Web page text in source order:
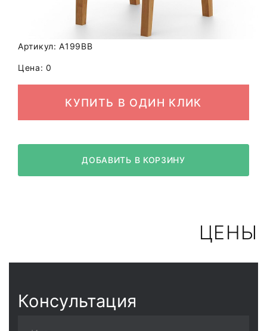
Артикул: A199BB
Цена: 0
КУПИТЬ В ОДИН КЛИК
ДОБАВИТЬ В КОРЗИНУ
ЦЕНЫ
Консультация